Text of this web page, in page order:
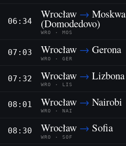
06:34
Wrocław → Moskwa
(Domodedovo)
WRO · MOS
07:03 Wrocław → Gerona
WRO · GER
07:32 Wrocław → Lizbona
WRO · LIS
08:01 Wrocław → Nairobi
WRO · NAI
08:30 Wrocław → Sofia
WRO · SOF